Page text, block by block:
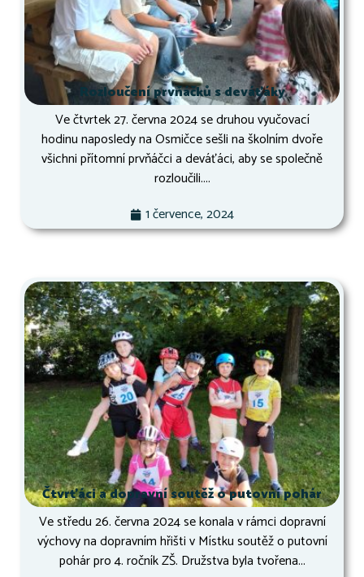
Rozloučení prvňáčků s deváťáky
Ve čtvrtek 27. června 2024 se druhou vyučovací
hodinu naposledy na Osmičce sešli na školním dvoře
všichni přítomní prvňáčci a deváťáci, aby se společně
rozloučili....
1 července, 2024
Čtvrťáci a dopravní soutěž o putovní pohár
Ve středu 26. června 2024 se konala v rámci dopravní
výchovy na dopravním hřišti v Místku soutěž o putovní
pohár pro 4. ročník ZŠ. Družstva byla tvořena...